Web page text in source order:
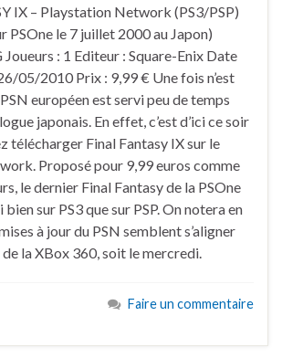
IX – Playstation Network (PS3/PSP)
PSOne le 7 juillet 2000 au Japon)
: 1 Editeur : Square-Enix Date
05/2010 Prix : 9,99 € Une fois n’est
européen est servi peu de temps
japonais. En effet, c’est d’ici ce soir
télécharger Final Fantasy IX sur le
Proposé pour 9,99 euros comme
le dernier Final Fantasy de la PSOne
sur PS3 que sur PSP. On notera en
à jour du PSN semblent s’aligner
la XBox 360, soit le mercredi.
Faire un commentaire